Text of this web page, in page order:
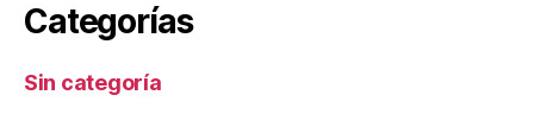
Categorías
Sin categoría